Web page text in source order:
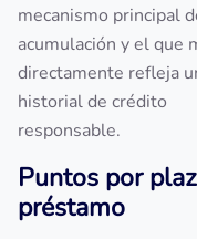
mecanismo principal
acumulación y el que
directamente refleja
historial de crédito
responsable.
Puntos por
préstamo